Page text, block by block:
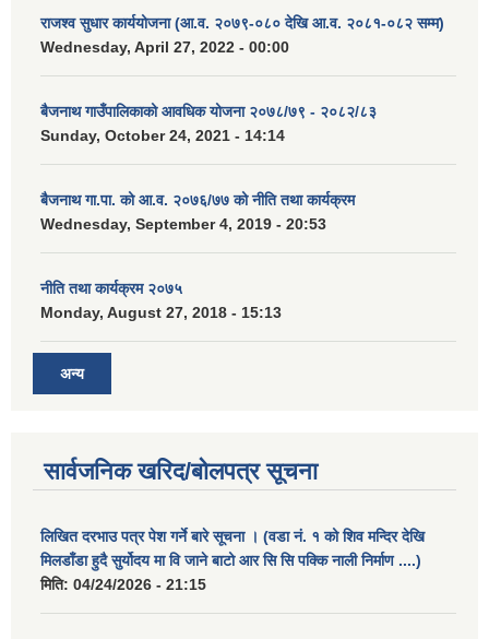
राजश्व सुधार कार्ययोजना (आ.व. २०७९-०८० देखि आ.व. २०८१-०८२ सम्म)
Wednesday, April 27, 2022 - 00:00
बैजनाथ गाउँपालिकाको आवधिक योजना २०७८/७९ - २०८२/८३
Sunday, October 24, 2021 - 14:14
बैजनाथ गा.पा. को आ.व. २०७६/७७ को नीति तथा कार्यक्रम
Wednesday, September 4, 2019 - 20:53
नीति तथा कार्यक्रम २०७५
Monday, August 27, 2018 - 15:13
अन्य
सार्वजनिक खरिद/बोलपत्र सूचना
लिखित दरभाउ पत्र पेश गर्ने बारे सूचना । (वडा नं. १ को शिव मन्दिर देखि
मिलडाँडा हुदै सुर्योदय मा वि जाने बाटो आर सि सि पक्कि नाली निर्माण ....)
मिति: 04/24/2026 - 21:15